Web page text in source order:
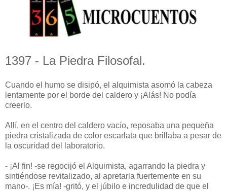
1397 - La Piedra Filosofal.
Cuando el humo se disipó, el alquimista asomó la cabeza
lentamente por el borde del caldero y ¡Alás! No podía
creerlo.
Allí, en el centro del caldero vacío, reposaba una pequeña
piedra cristalizada de color escarlata que brillaba a pesar de
la oscuridad del laboratorio.
- ¡Al fin! -se regocijó el Alquimista, agarrando la piedra y
sintiéndose revitalizado, al apretarla fuertemente en su
mano-. ¡Es mía! -gritó, y el júbilo e incredulidad de que el